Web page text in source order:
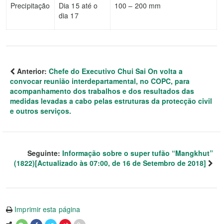
Precipitação
Dia 15 até o
dia 17
100 – 200 mm
Anterior: Chefe do Executivo Chui Sai On volta a
convocar reunião interdepartamental, no COPC, para
acompanhamento dos trabalhos e dos resultados das
medidas levadas a cabo pelas estruturas da protecção civil
e outros serviços.
Seguinte: Informação sobre o super tufão “Mangkhut”
(1822)[Actualizado às 07:00, de 16 de Setembro de 2018]
Imprimir esta página